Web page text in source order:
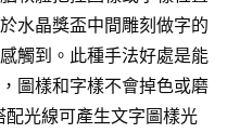
水晶獎盃中間雕刻做字的
觸到。此種手法好處是能
圖樣和字樣不會掉色或磨
光線可產生文字圖樣光